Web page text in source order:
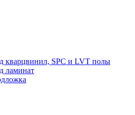
кварцвинил, SPC и LVT полы
ламинат